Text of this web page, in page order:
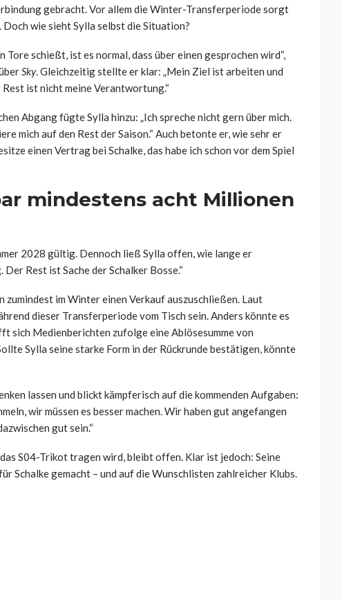
gebracht. Vor allem die Winter-Transferperiode sorgt
wie sieht Sylla selbst die Situation?
Tore schießt, ist es normal, dass über einen gesprochen wird“,
Sky. Gleichzeitig stellte er klar: „Mein Ziel ist arbeiten und
ist nicht meine Verantwortung.“
Abgang fügte Sylla hinzu: „Ich spreche nicht gern über mich.
mich auf den Rest der Saison.“ Auch betonte er, wie sehr er
einen Vertrag bei Schalke, das habe ich schon vor dem Spiel
mindestens acht Millionen
2028 gültig. Dennoch ließ Sylla offen, wie lange er
Rest ist Sache der Schalker Bosse.“
im Winter einen Verkauf auszuschließen. Laut
dieser Transferperiode vom Tisch sein. Anders könnte es
sich Medienberichten zufolge eine Ablösesumme von
Sylla seine starke Form in der Rückrunde bestätigen, könnte
lassen und blickt kämpferisch auf die kommenden Aufgaben:
wir müssen es besser machen. Wir haben gut angefangen
gut sein.“
S04-Trikot tragen wird, bleibt offen. Klar ist jedoch: Seine
Schalke gemacht – und auf die Wunschlisten zahlreicher Klubs.